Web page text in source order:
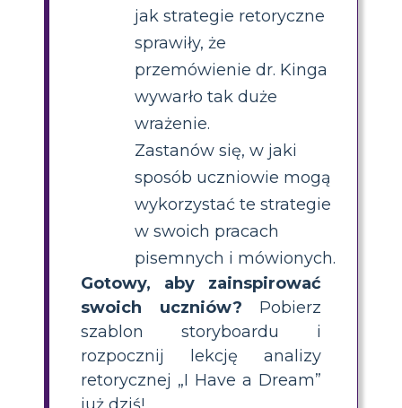
jak strategie retoryczne
sprawiły, że
przemówienie dr. Kinga
wywarło tak duże
wrażenie.
Zastanów się, w jaki
sposób uczniowie mogą
wykorzystać te strategie
w swoich pracach
pisemnych i mówionych.
Gotowy, aby zainspirować
swoich uczniów? Pobierz
szablon storyboardu i
rozpocznij lekcję analizy
retorycznej „I Have a Dream”